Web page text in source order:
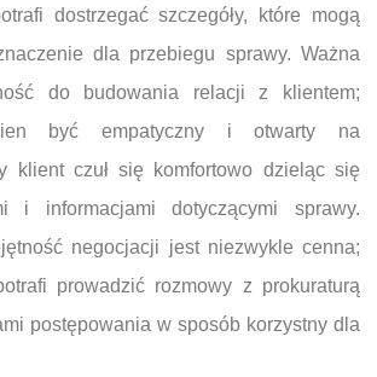
dostrzegać szczegóły, które mogą
dla przebiegu sprawy. Ważna
do budowania relacji z klientem;
być empatyczny i otwarty na
klient czuł się komfortowo dzieląc się
i informacjami dotyczącymi sprawy.
negocjacji jest niezwykle cenna;
prowadzić rozmowy z prokuraturą
postępowania w sposób korzystny dla